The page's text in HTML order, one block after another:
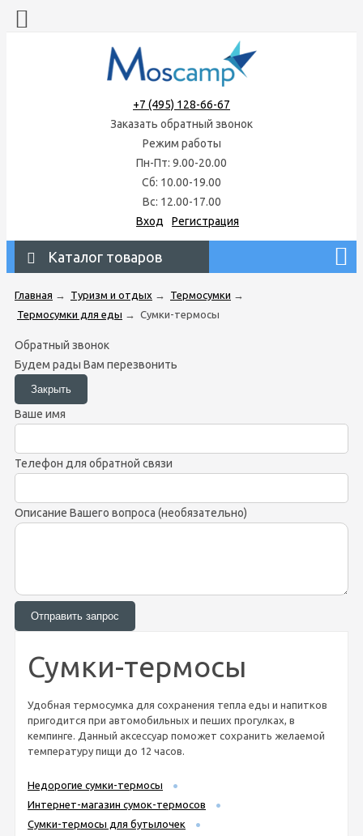
+7 (495) 128-66-67
Заказать обратный звонок
Режим работы
Пн-Пт: 9.00-20.00
Сб: 10.00-19.00
Вс: 12.00-17.00
Вход
Регистрация
Каталог товаров
Главная → Туризм и отдых → Термосумки →
Термосумки для еды → Сумки-термосы
Обратный звонок
Будем рады Вам перезвонить
Ваше имя
Телефон для обратной связи
Описание Вашего вопроса (необязательно)
Сумки-термосы
Удобная термосумка для сохранения тепла еды и напитков
пригодится при автомобильных и пеших прогулках, в
кемпинге. Данный аксессуар поможет сохранить желаемой
температуру пищи до 12 часов.
Недорогие сумки-термосы
Интернет-магазин сумок-термосов
Сумки-термосы для бутылочек